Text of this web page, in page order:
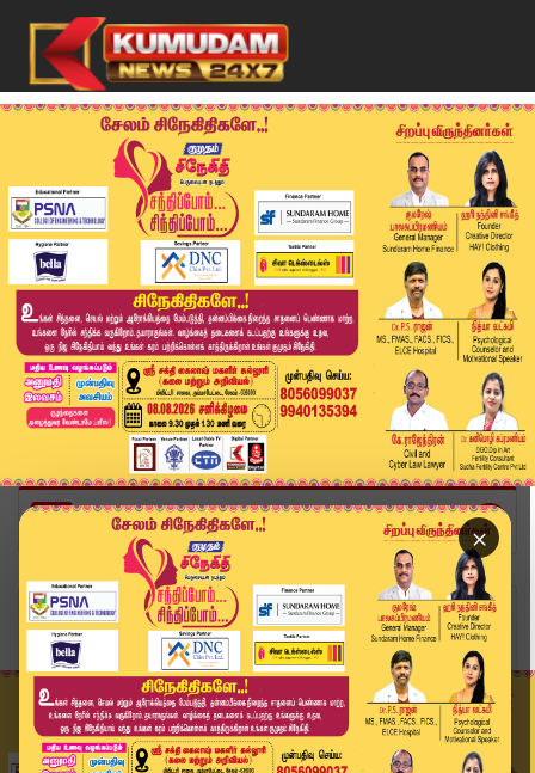
×
Home
வீடியோ ஸ்டோரி
"பாமகவில் நடப்பது குறித்து பேசுவது நாகரீகமாக இர...